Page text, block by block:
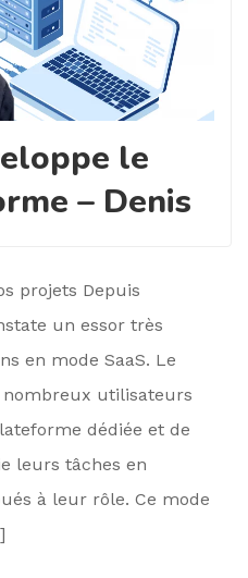
le
– Denis
projets Depuis
un essor très
en mode SaaS. Le
nombreux utilisateurs
dédiée et de
leurs tâches en
à leur rôle. Ce mode